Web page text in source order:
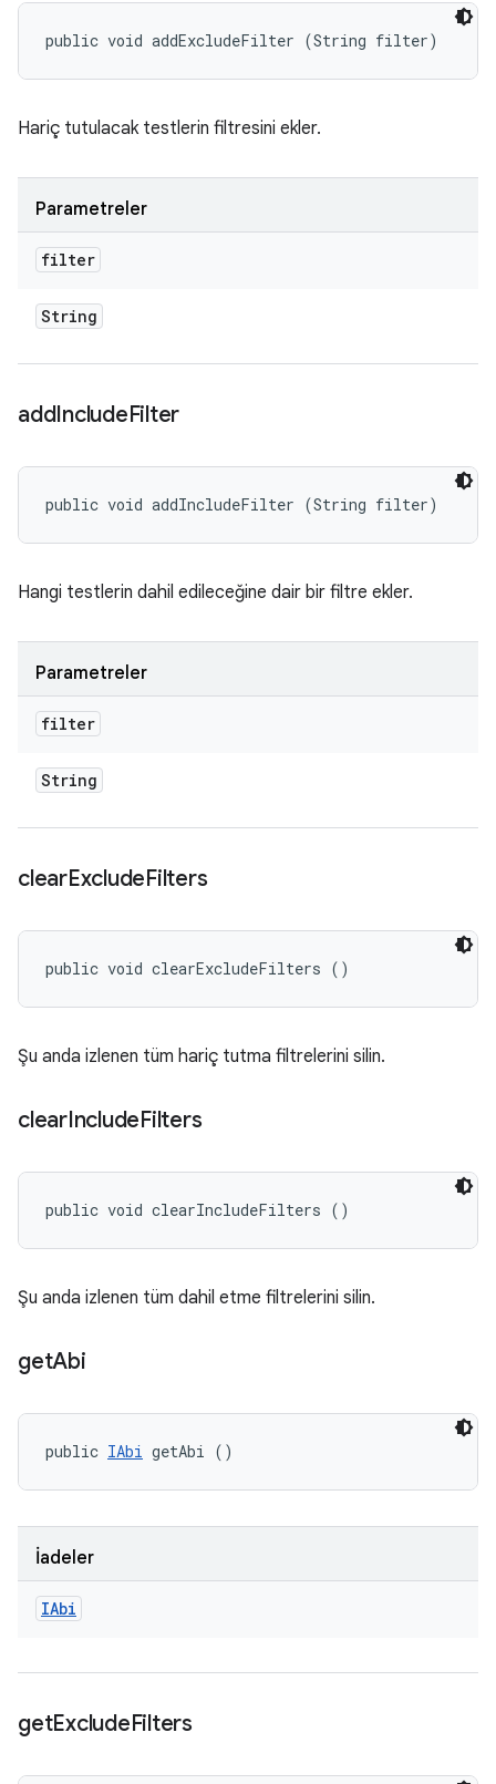
public void addExcludeFilter (String filter)
Hariç tutulacak testlerin filtresini ekler.
Parametreler
filter
String
addIncludeFilter
public void addIncludeFilter (String filter)
Hangi testlerin dahil edileceğine dair bir filtre ekler.
Parametreler
filter
String
clearExcludeFilters
public void clearExcludeFilters ()
Şu anda izlenen tüm hariç tutma filtrelerini silin.
clearIncludeFilters
public void clearIncludeFilters ()
Şu anda izlenen tüm dahil etme filtrelerini silin.
getAbi
public IAbi getAbi ()
İadeler
IAbi
getExcludeFilters